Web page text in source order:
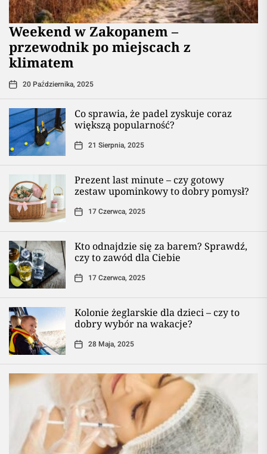
Weekend w Zakopanem –
przewodnik po miejscach z
klimatem
20 Października, 2025
Co sprawia, że padel zyskuje coraz
większą popularność?
21 Sierpnia, 2025
Prezent last minute – czy gotowy
zestaw upominkowy to dobry pomysł?
17 Czerwca, 2025
Kto odnajdzie się za barem? Sprawdź,
czy to zawód dla Ciebie
17 Czerwca, 2025
Kolonie żeglarskie dla dzieci – czy to
dobry wybór na wakacje?
28 Maja, 2025